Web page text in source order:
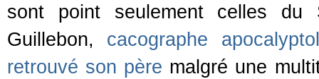
sont point seulement celles du
Guillebon, cacographe
retrouvé son père malgré une